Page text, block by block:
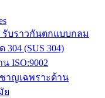
รับราวกันตกแบบกลม
(SUS 304)
ISO:9002
าญเฉพราะด้าน
ย